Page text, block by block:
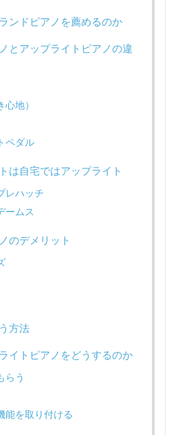
ンドピアノを薦めるのか
とアップライトピアノの違
地）
ペダル
は自宅ではアップライト
レハッチ
ームス
のデメリット
方法
イトピアノをどうするのか
らう
能を取り付ける